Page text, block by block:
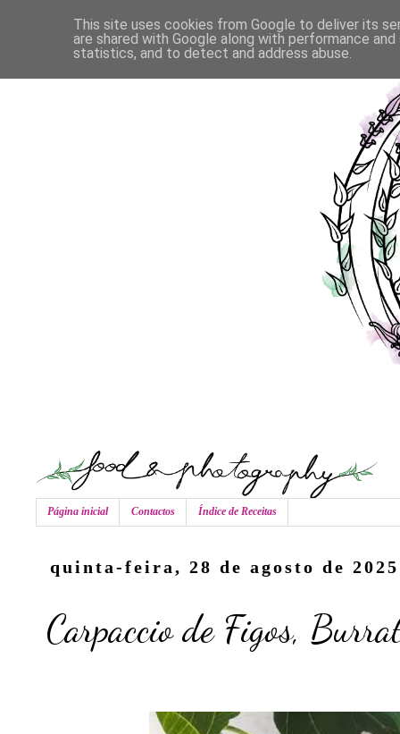
Página inicial Contactos Índice de Receitas
quinta-feira, 28 de agosto de 2025
Carpaccio de Figos,
This site uses cookies from Google to deliver its
are shared with Google along with performance
statistics, and to detect and address abuse.